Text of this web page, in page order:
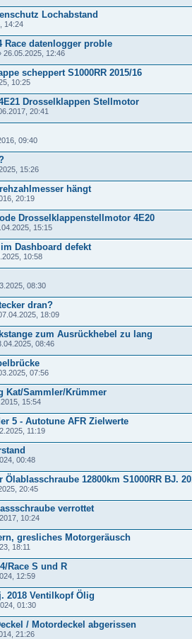
Lochabstand
14:24
Race datenlogger proble
26.05.2025, 12:46
scheppert S1000RR 2015/16
10:25
Drosselklappen Stellmotor
20:41
09:40
15:26
hängt
20:19
Drosselklappenstellmotor 4E20
15:15
Dashboard defekt
10:58
08:30
dran?
18:09
zum Ausrückhebel zu lang
08:46
07:56
Kat/Sammler/Krümmer
15:54
5 - Autotune AFR Zielwerte
11:19
00:48
Ölablasschraube 12800km S1000RR BJ.
20:45
verrottet
10:24
gresliches Motorgeräusch
18:11
Race S und R
12:59
2018 Ventilkopf Ölig
01:30
/ Motordeckel abgerissen
21:26